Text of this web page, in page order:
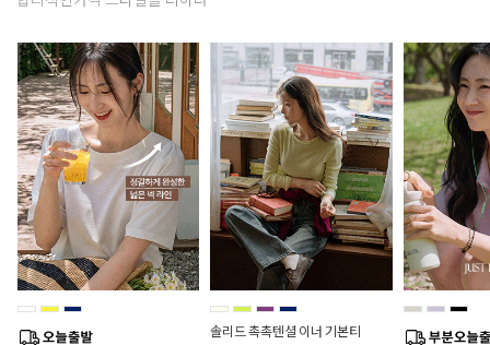
솔리드 촉촉텐셜 이너 기본티